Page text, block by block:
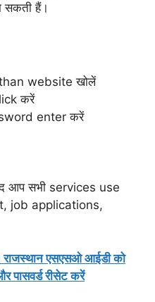
सकती हैं।
website खोलें
करें
enter करें
आप सभी services use
job applications,
एसएसओ आईडी को
पासवर्ड रीसेट करें